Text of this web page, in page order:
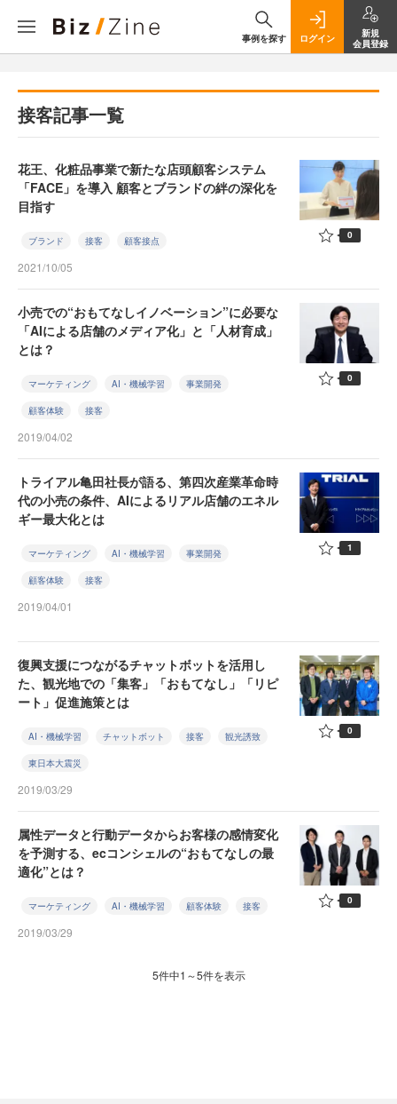
事例を探す ログイン
新規
会員登録
接客記事一覧
花王、化粧品事業で新たな店頭顧客システム
「FACE」を導入 顧客とブランドの絆の深化を
目指す
ブランド 接客 顧客接点
2021/10/05
0
小売での“おもてなしイノベーション”に必要な
「AIによる店舗のメディア化」と「人材育成」
とは？
マーケティング AI・機械学習 事業開発
顧客体験 接客
2019/04/02
0
トライアル亀田社長が語る、第四次産業革命時
代の小売の条件、AIによるリアル店舗のエネル
ギー最大化とは
マーケティング AI・機械学習 事業開発
顧客体験 接客
2019/04/01
1
復興支援につながるチャットボットを活用し
た、観光地での「集客」「おもてなし」「リピ
ート」促進施策とは
AI・機械学習 チャットボット 接客 観光誘致
東日本大震災
2019/03/29
0
属性データと行動データからお客様の感情変化
を予測する、ecコンシェルの“おもてなしの最
適化”とは？
マーケティング AI・機械学習 顧客体験 接客
2019/03/29
0
5件中1～5件を表示